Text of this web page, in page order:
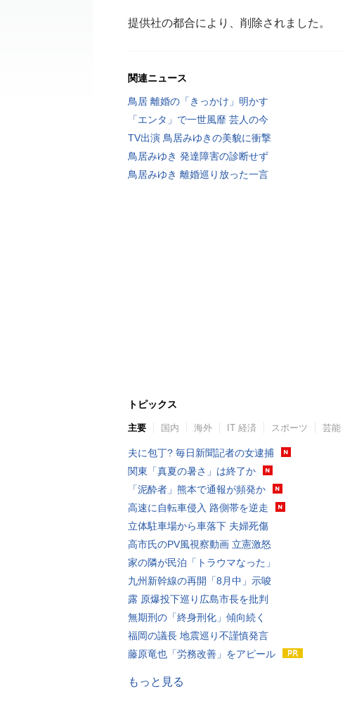
提供社の都合により、削除されました。
関連ニュース
鳥居 離婚の「きっかけ」明かす
「エンタ」で一世風靡 芸人の今
TV出演 鳥居みゆきの美貌に衝撃
鳥居みゆき 発達障害の診断せず
鳥居みゆき 離婚巡り放った一言
トピックス
主要 国内 海外 IT 経済 スポーツ 芸能
夫に包丁? 毎日新聞記者の女逮捕
関東「真夏の暑さ」は終了か
「泥酔者」熊本で通報が頻発か
高速に自転車侵入 路側帯を逆走
立体駐車場から車落下 夫婦死傷
高市氏のPV風視察動画 立憲激怒
家の隣が民泊「トラウマなった」
九州新幹線の再開「8月中」示唆
露 原爆投下巡り広島市長を批判
無期刑の「終身刑化」傾向続く
福岡の議長 地震巡り不謹慎発言
藤原竜也「労務改善」をアピール
もっと見る